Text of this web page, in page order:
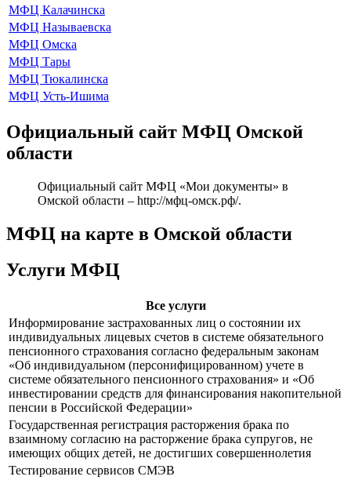
МФЦ Калачинска
МФЦ Называевска
МФЦ Омска
МФЦ Тары
МФЦ Тюкалинска
МФЦ Усть-Ишима
Официальный сайт МФЦ Омской
области
Официальный сайт МФЦ «Мои документы» в
Омской области – http://мфц-омск.рф/.
МФЦ на карте в Омской области
Услуги МФЦ
Все услуги
Информирование застрахованных лиц о состоянии их
индивидуальных лицевых счетов в системе обязательного
пенсионного страхования согласно федеральным законам
«Об индивидуальном (персонифицированном) учете в
системе обязательного пенсионного страхования» и «Об
инвестировании средств для финансирования накопительной
пенсии в Российской Федерации»
Государственная регистрация расторжения брака по
взаимному согласию на расторжение брака супругов, не
имеющих общих детей, не достигших совершеннолетия
Тестирование сервисов СМЭВ